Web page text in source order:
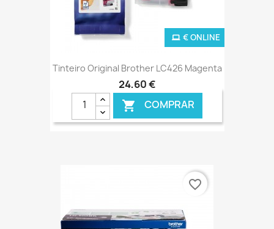
Tinteiro Original Brother LC426 Magenta
24,60 €
 COMPRAR
€ ONLINE
favorite_border